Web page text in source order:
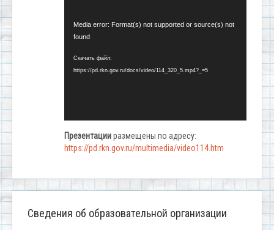
Видеоплеер
Media error: Format(s) not supported or source(s) not
found
Скачать файл:
https://pd.rkn.gov.ru/docs/video/114_320_5.mp4?_=5
Презентацииразмещены по адресу:
https://pd.rkn.gov.ru/multimedia/video114.htm
Сведения об образовательной организации